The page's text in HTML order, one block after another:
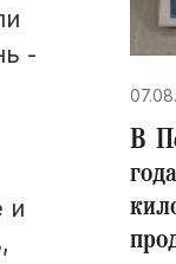
-
и
В